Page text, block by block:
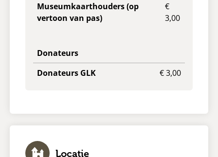
Museumkaarthouders (op
vertoon van pas)
€
3,00
Donateurs
Donateurs GLK
€ 3,00
Locatie